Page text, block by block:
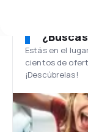
Estás en el
cientos de
¡Descúbrelas!